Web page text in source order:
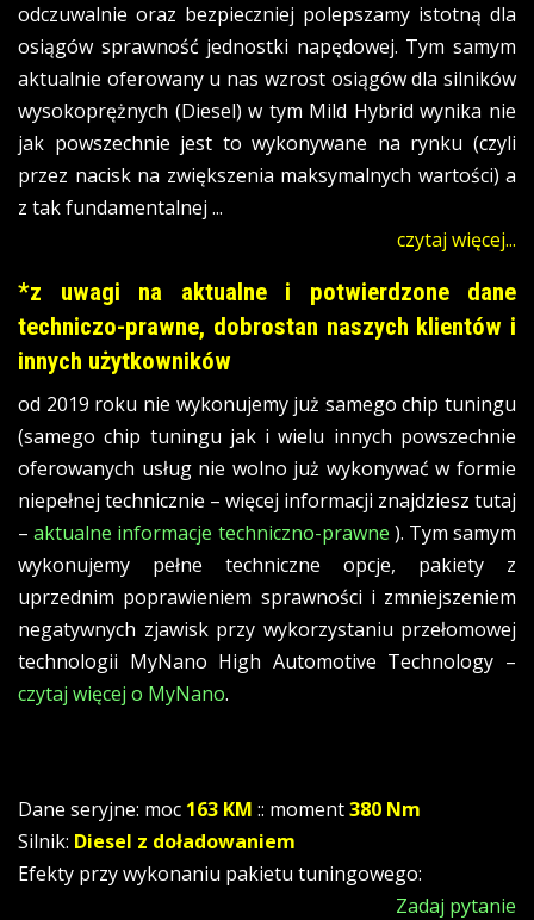
odczuwalnie oraz bezpieczniej polepszamy istotną dla
osiągów sprawność jednostki napędowej. Tym samym
aktualnie oferowany u nas wzrost osiągów dla silników
wysokoprężnych (Diesel) w tym Mild Hybrid wynika nie
jak powszechnie jest to wykonywane na rynku (czyli
przez nacisk na zwiększenia maksymalnych wartości) a
z tak fundamentalnej ...
czytaj więcej...
*z uwagi na aktualne i potwierdzone dane
techniczo-prawne, dobrostan naszych klientów i
innych użytkowników
od 2019 roku nie wykonujemy już samego chip tuningu
(samego chip tuningu jak i wielu innych powszechnie
oferowanych usług nie wolno już wykonywać w formie
niepełnej technicznie – więcej informacji znajdziesz tutaj
–aktualne informacje techniczno-prawne ). Tym samym
wykonujemy pełne techniczne opcje, pakiety z
uprzednim poprawieniem sprawności i zmniejszeniem
negatywnych zjawisk przy wykorzystaniu przełomowej
technologii MyNano High Automotive Technology –
czytaj więcej o MyNano.
Dane seryjne: moc 163 KM :: moment380 Nm
Silnik: Diesel z doładowaniem
Efekty przy wykonaniu pakietu tuningowego:
Zadaj pytanie